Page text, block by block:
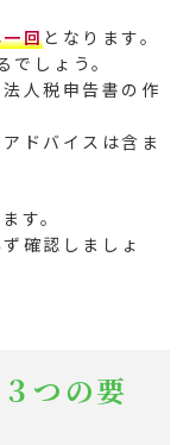
回となります。
しょう。
人税申告書の作
ドバイスは含ま
す。
確認しましょ
つの要